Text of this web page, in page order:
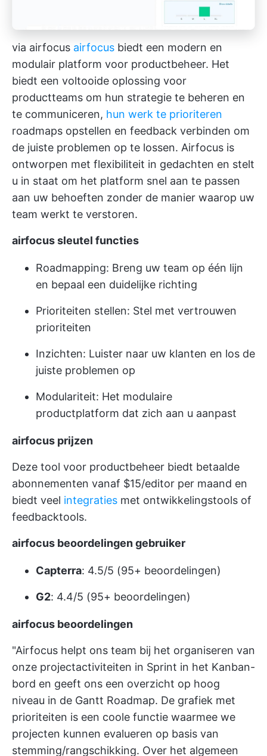
via airfocus airfocus biedt een modern en
modulair platform voor productbeheer. Het
biedt een voltooide oplossing voor
productteams om hun strategie te beheren en
te communiceren, hun werk te prioriteren
roadmaps opstellen en feedback verbinden om
de juiste problemen op te lossen. Airfocus is
ontworpen met flexibiliteit in gedachten en stelt
u in staat om het platform snel aan te passen
aan uw behoeften zonder de manier waarop uw
team werkt te verstoren.
airfocus sleutel functies
Roadmapping: Breng uw team op één lijn
en bepaal een duidelijke richting
Prioriteiten stellen: Stel met vertrouwen
prioriteiten
Inzichten: Luister naar uw klanten en los de
juiste problemen op
Modulariteit: Het modulaire
productplatform dat zich aan u aanpast
airfocus prijzen
Deze tool voor productbeheer biedt betaalde
abonnementen vanaf $15/editor per maand en
biedt veel integraties met ontwikkelingstools of
feedbacktools.
airfocus beoordelingen gebruiker
Capterra: 4.5/5 (95+ beoordelingen)
G2: 4.4/5 (95+ beoordelingen)
airfocus beoordelingen
"Airfocus helpt ons team bij het organiseren van
onze projectactiviteiten in Sprint in het Kanban-
bord en geeft ons een overzicht op hoog
niveau in de Gantt Roadmap. De grafiek met
prioriteiten is een coole functie waarmee we
projecten kunnen evalueren op basis van
stemming/rangschikking. Over het algemeen